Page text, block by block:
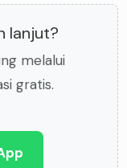
lanjut?
melalui
gratis.